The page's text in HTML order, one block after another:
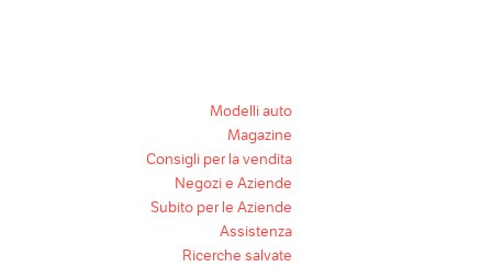
Modelli auto
Magazine
Consigli per la vendita
Negozi e Aziende
Subito per le Aziende
Assistenza
Ricerche salvate